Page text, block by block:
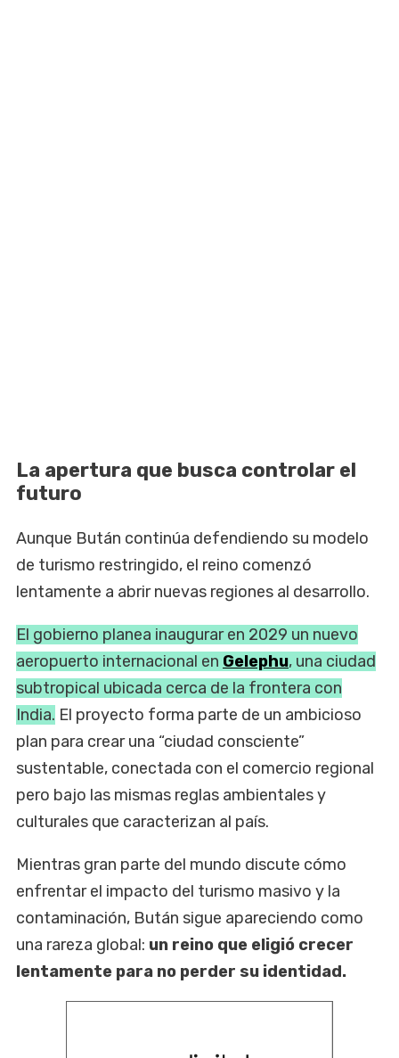
La apertura que busca controlar el
futuro
Aunque Bután continúa defendiendo su modelo
de turismo restringido, el reino comenzó
lentamente a abrir nuevas regiones al desarrollo.
El gobierno planea inaugurar en 2029 un nuevo
aeropuerto internacional en Gelephu, una ciudad
subtropical ubicada cerca de la frontera con
India. El proyecto forma parte de un ambicioso
plan para crear una “ciudad consciente”
sustentable, conectada con el comercio regional
pero bajo las mismas reglas ambientales y
culturales que caracterizan al país.
Mientras gran parte del mundo discute cómo
enfrentar el impacto del turismo masivo y la
contaminación, Bután sigue apareciendo como
una rareza global: un reino que eligió crecer
lentamente para no perder su identidad.